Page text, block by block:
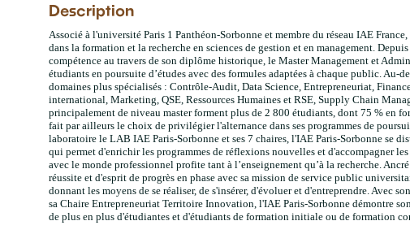
Description
Associé à l'université Paris 1 Panthéon-Sorbonne et membre du réseau IAE
dans la formation et la recherche en sciences de gestion et en management.
compétence au travers de son diplôme historique, le Master Management et
étudiants en poursuite d’études avec des formules adaptées à chaque public.
domaines plus spécialisés : Contrôle-Audit, Data Science, Entrepreneuriat,
international, Marketing, QSE, Ressources Humaines et RSE, Supply Chain
principalement de niveau master forment plus de 2 800 étudiants, dont 75 % en
fait par ailleurs le choix de privilégier l'alternance dans ses programmes de
laboratoire le LAB IAE Paris-Sorbonne et ses 7 chaires, l'IAE Paris-Sorbonne se
qui permet d'enrichir les programmes de réflexions nouvelles et d'accompagner
avec le monde professionnel profite tant à l’enseignement qu’à la recherche.
réussite et d'esprit de progrès en phase avec sa mission de service public
donnant les moyens de se réaliser, de s'insérer, d'évoluer et d'entreprendre.
sa Chaire Entrepreneuriat Territoire Innovation, l'IAE Paris-Sorbonne démontre
de plus en plus d'étudiantes et d'étudiants de formation initiale ou de formation